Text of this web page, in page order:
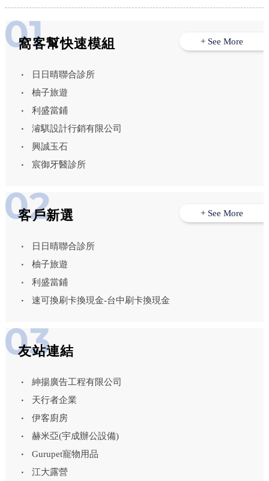
窩客幫快速模組
日日晴聯合診所
柚子旅遊
利盛當鋪
濬騏設計行銷有限公司
興誠玉石
宸御牙醫診所
+ See More
客戶新選
日日晴聯合診所
柚子旅遊
利盛當鋪
速可換刷卡換現金-台中刷卡換現金
+ See More
友站連結
紳揚廣告工程有限公司
天行者企業
伊客廚房
赫米亞(宇成辦公設備)
Gurupet寵物用品
江大露營